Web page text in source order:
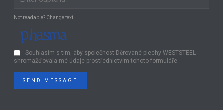
Not readable? Change text.
Souhlasím s tím, aby společnost Děrované plechy WESTSTEEL
shromažďovala mé údaje prostřednictvím tohoto formuláře.
SEND MESSAGE